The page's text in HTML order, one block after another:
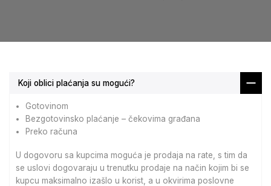
Koji oblici plaćanja su mogući?
Gotovinom
Bezgotovinsko plaćanje – čekovima građana
Preko računa
U dogovoru sa kupcima moguća je prodaja na rate, s tim da
se uslovi dogovaraju u trenutku prodaje na način kojim bi se
kupcu maksimalno izašlo u korist, a u okvirima poslovne